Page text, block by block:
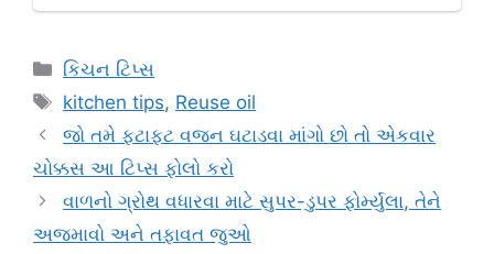
Categories
કિચન ટિપ્સ
Tags
kitchen tips, Reuse oil
જો તમે ફટાફટ વજન ઘટાડવા માંગો છો તો એકવાર
ચોક્કસ આ ટિપ્સ ફોલો કરો
વાળનો ગ્રોથ વધારવા માટે સુપર-ડુપર ફોર્મ્યુલા, તેને
અજમાવો અને તફાવત જુઓ